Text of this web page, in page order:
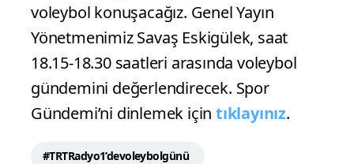
voleybol konuşacağız. Genel Yayın
Yönetmenimiz Savaş Eskigülek, saat
18.15-18.30 saatleri arasında voleybol
gündemini değerlendirecek. Spor
Gündemi’ni dinlemek içintıklayınız.
#TRTRadyo1’devoleybolgünü